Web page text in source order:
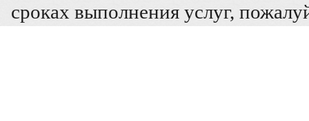
сроках выполнения услуг,